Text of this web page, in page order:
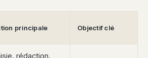
principale Objectif clé
rédaction,